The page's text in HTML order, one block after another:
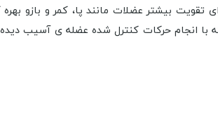
بیشتر عضلات مانند پا، کمر و بازو
انجام حرکات کنترل شده عضله ی آسیب